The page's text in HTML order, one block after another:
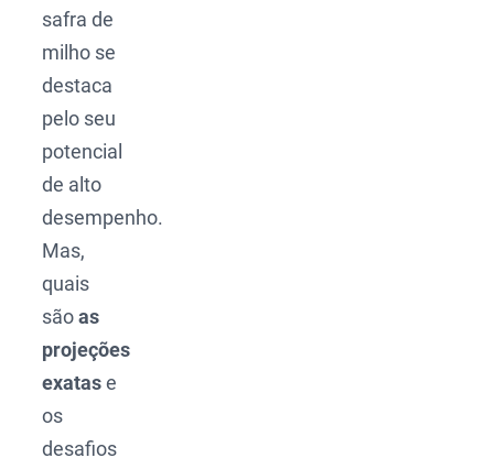
safra de
milho se
destaca
pelo seu
potencial
de alto
desempenho.
Mas,
quais
sãoas
projeções
exatase
os
desafios